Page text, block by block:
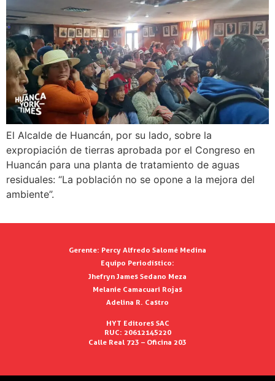
El Alcalde de Huancán, por su lado, sobre la
expropiación de tierras aprobada por el Congreso en
Huancán para una planta de tratamiento de aguas
residuales: “La población no se opone a la mejora del
ambiente”.
Gerente: Percy Alfredo Salomé Medina
Equipo Periodístico:
Jhefryn James Sedano Meza
Melanie Camacuari Rojas
Adelina R. Castro
HYT Editores SAC
RUC: 20612145220
Calle Real 723 – Oficina 203